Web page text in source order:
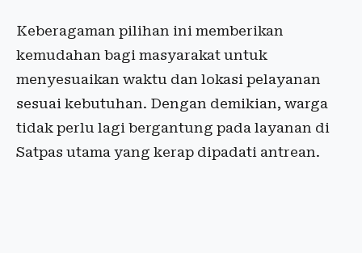
Keberagaman pilihan ini memberikan
kemudahan bagi masyarakat untuk
menyesuaikan waktu dan lokasi pelayanan
sesuai kebutuhan. Dengan demikian, warga
tidak perlu lagi bergantung pada layanan di
Satpas utama yang kerap dipadati antrean.